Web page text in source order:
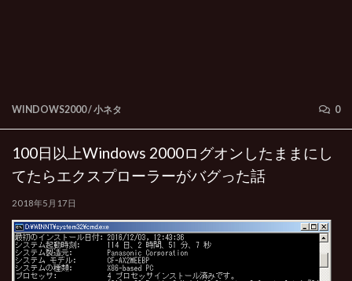
WINDOWS2000/小ネタ 0
100日以上Windows 2000ログオンしたままにし
てたらエクスプローラーがバグった話
2018年5月17日